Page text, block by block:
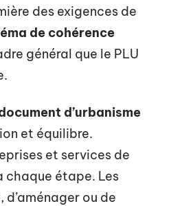
des exigences de
de cohérence
général que le PLU
d’urbanisme
et équilibre.
et services de
chaque étape. Les
ou de